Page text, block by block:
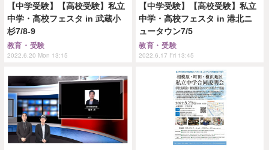
【中学受験】【高校受験】私立
中学・高校フェスタ in 武蔵小
杉7/8-9
教育・受験
2022.6.20 Mon 13:15
【中学受験】【高校受験】私立
中学・高校フェスタ in 港北ニ
ュータウン7/5
教育・受験
2022.6.17 Fri 13:45